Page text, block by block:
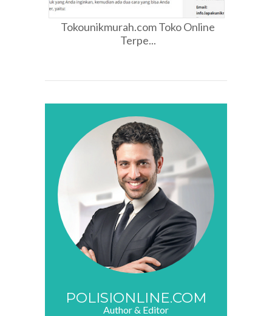
Tokounikmurah.com Toko Online
Terpe...
POLISIONLINE.COM
Author & Editor